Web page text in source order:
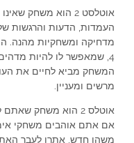
אוטלסט 2 הוא
העמדות, הדעות והרגשות
4, שמאפשר לו להיות
מרשים ומעניין.
אוטלס 2 הוא משחק
אם אתם אוהבים משחקי
משהו חדש, אתרו לעבר